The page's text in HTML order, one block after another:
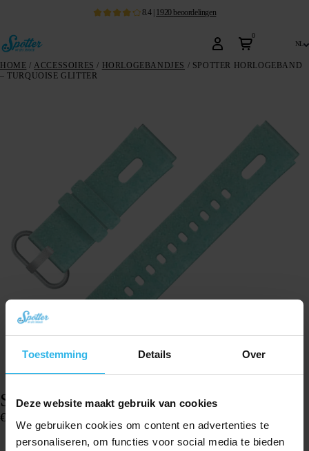
Toestemming Details Over
Deze website maakt gebruik van cookies
We gebruiken cookies om content en advertenties te
personaliseren, om functies voor social media te bieden
8.4| 1920beoordelingen
0
nl
HOME / ACCESSOIRES / HORLOGEBANDJES / SPOTTER HORLOGEBAND
– TURQUOISE GLITTER
Spotter horlogeband – Turquoise glitter
€
Op voorraad